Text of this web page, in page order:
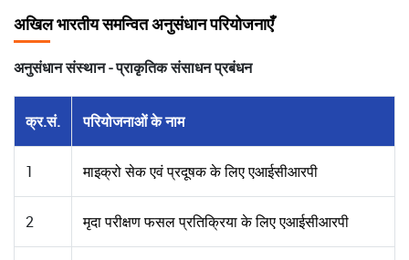
अखिल भारतीय समन्वित अनुसंधान परियोजनाएँ
अनुसंधान संस्थान - प्राकृतिक संसाधन प्रबंधन
क्र.सं. परियोजनाओं के नाम
1 माइक्रो सेक एवं प्रदूषक के लिए एआईसीआरपी
2 मृदा परीक्षण फसल प्रतिक्रिया के लिए एआईसीआरपी